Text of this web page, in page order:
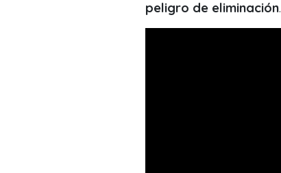
peligro de eliminación.